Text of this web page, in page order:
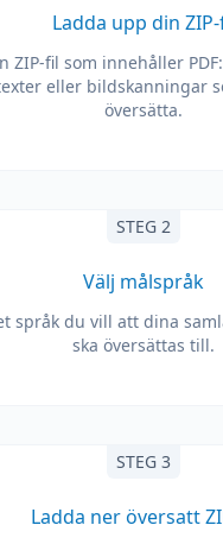
Ladda upp din
ZIP-fil som innehåller
eller bildskanningar
översätta.
STEG 2
Välj målspråk
språk du vill att dina
ska översättas till.
STEG 3
Ladda ner översatt